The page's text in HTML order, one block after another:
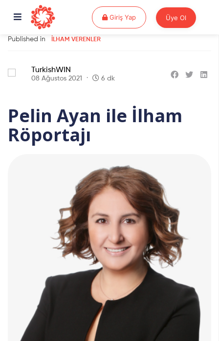
Giriş YapGiriş Yap Üye Ol
Published in İLHAM VERENLER
TurkishWIN
08 Ağustos 2021 6 dk
Pelin Ayan ile İlham
Röportajı